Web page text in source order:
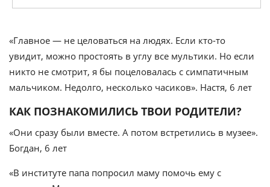
«Главное — не целоваться на людях. Если кто-то
увидит, можно простоять в углу все мультики. Но если
никто не смотрит, я бы поцеловалась с симпатичным
мальчиком. Недолго, несколько часиков». Настя, 6 лет
КАК ПОЗНАКОМИЛИСЬ ТВОИ РОДИТЕЛИ?
«Они сразу были вместе. А потом встретились в музее».
Богдан, 6 лет
«В институте папа попросил маму помочь ему с